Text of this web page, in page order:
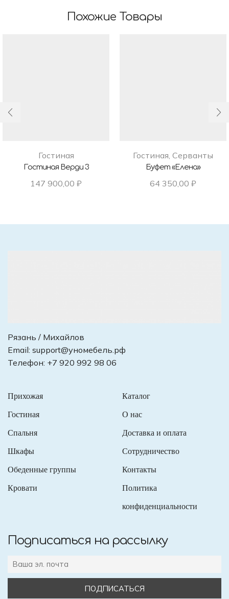
Похожие Товары
Гостиная
Гостиная Верди 3
147 900,00 ₽
Гостиная, Серванты
Буфет «Елена»
64 350,00 ₽
Рязань / Михайлов
Email: support@уномебель.рф
Телефон: +7 920 992 98 06
Прихожая
Гостиная
Спальня
Шкафы
Обеденные группы
Кровати
Каталог
О нас
Доставка и оплата
Сотрудничество
Контакты
Политика
конфиденциальности
Подписаться на рассылку